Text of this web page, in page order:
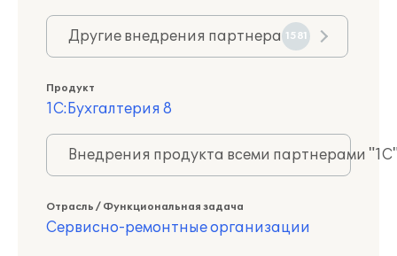
Другие внедрения партнера 1581
Продукт
1С:Бухгалтерия 8
Внедрения продукта всеми партнерами
Отрасль / Функциональная задача
Сервисно-ремонтные организации